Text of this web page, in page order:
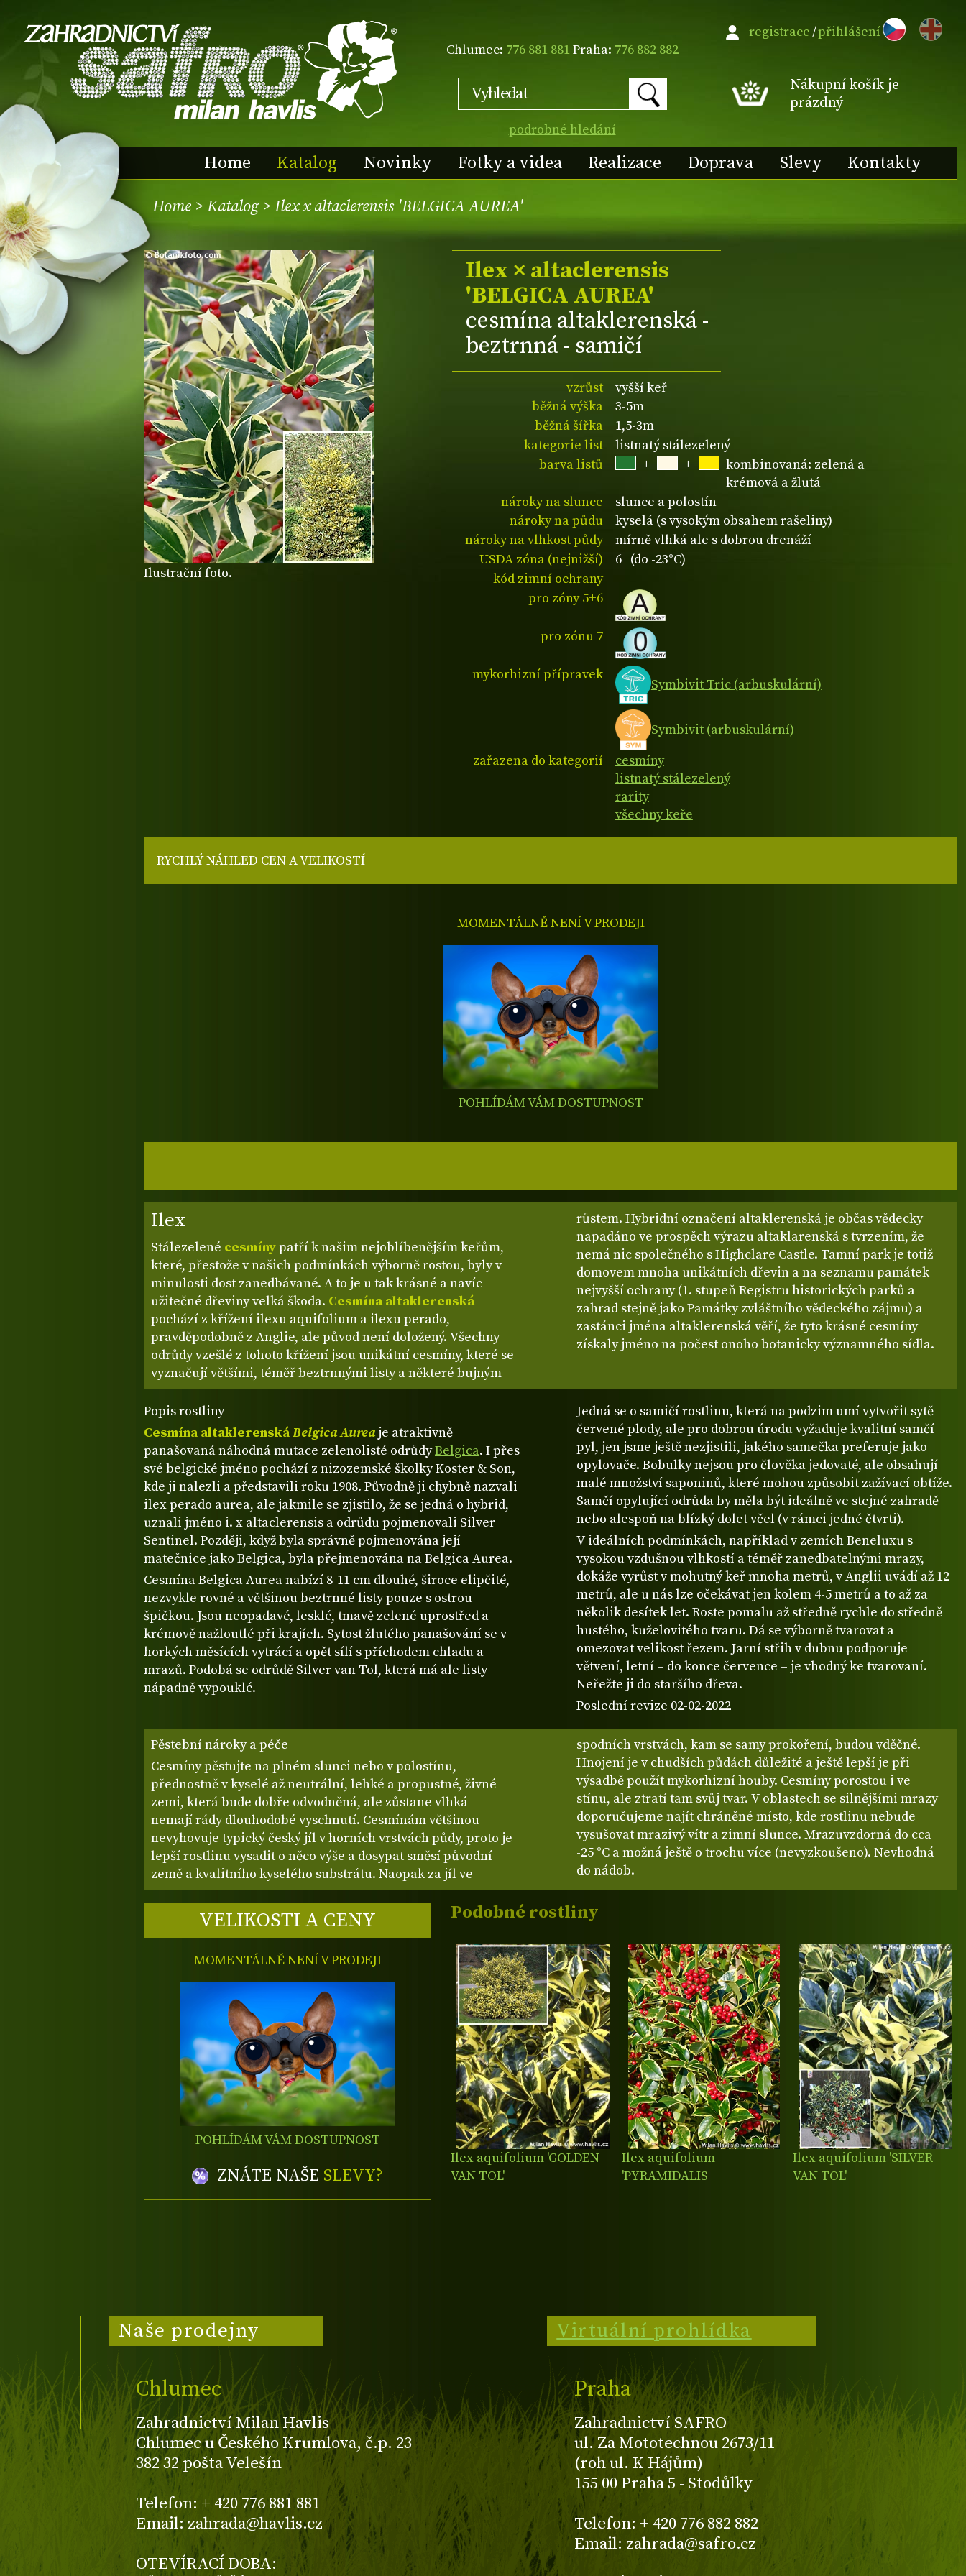
Chlumec: 776 881 881Praha: 776 882 882
podrobné hledání
EN
Nákupní košík je
prázdný
Home Katalog Novinky Fotky a videa Realizace Doprava Slevy Kontakty
registrace/přihlášení
Home > Katalog> Ilex x altaclerensis 'BELGICA AUREA'
Ilustrační foto.
Ilex × altaclerensis
'BELGICA AUREA'
cesmína altaklerenská -
beztrnná - samičí
vzrůst
vyšší keř
běžná výška
3-5m
běžná šířka
1,5-3m
kategorie list
listnatý stálezelený
barva listů
+ +
kombinovaná: zelená a
krémová a žlutá
nároky na slunce
slunce a polostín
nároky na půdu
kyselá (s vysokým obsahem rašeliny)
nároky na vlhkost půdy
mírně vlhká ale s dobrou drenáží
USDA zóna (nejnižší)
6 (do -23°C)
kód zimní ochrany
pro zóny 5+6
pro zónu 7
mykorhizní přípravek
Symbivit Tric (arbuskulární)
Symbivit (arbuskulární)
zařazena do kategorií
cesmíny
listnatý stálezelený
rarity
všechny keře
Ilex
Stálezelené cesmínypatří k našim nejoblíbenějším keřům,
které, přestože v našich podmínkách výborně rostou, byly v
minulosti dost zanedbávané. A to je u tak krásné a navíc
užitečné dřeviny velká škoda. Cesmína altaklerenská
pochází z křížení ilexu aquifolium a ilexu perado,
pravděpodobně z Anglie, ale původ není doložený. Všechny
odrůdy vzešlé z tohoto křížení jsou unikátní cesmíny, které se
vyznačují většími, téměř beztrnnými listy a některé bujným
růstem. Hybridní označení altaklerenská je občas vědecky
napadáno ve prospěch výrazu altaklarenská s tvrzením, že
nemá nic společného s Highclare Castle. Tamní park je totiž
domovem mnoha unikátních dřevin a na seznamu památek
nejvyšší ochrany (1. stupeň Registru historických parků a
zahrad stejně jako Památky zvláštního vědeckého zájmu) a
zastánci jména altaklerenská věří, že tyto krásné cesmíny
získaly jméno na počest onoho botanicky významného sídla.
Popis rostliny
Cesmína altaklerenskáBelgica Aureaje atraktivně
panašovaná náhodná mutace zelenolisté odrůdyBelgica. I přes
své belgické jméno pochází z nizozemské školky Koster & Son,
kde ji nalezli a představili roku 1908. Původně ji chybně nazvali
ilex perado aurea, ale jakmile se zjistilo, že se jedná o hybrid,
uznali jméno i. x altaclerensis a odrůdu pojmenovali Silver
Sentinel. Později, když byla správně pojmenována její
matečnice jako Belgica, byla přejmenována na Belgica Aurea.
Cesmína Belgica Aurea nabízí 8-11 cm dlouhé, široce elipčité,
nezvykle rovné a většinou beztrnné listy pouze s ostrou
špičkou. Jsou neopadavé, lesklé, tmavě zelené uprostřed a
krémově nažloutlé při krajích. Sytost žlutého panašování se v
horkých měsících vytrácí a opět sílí s příchodem chladu a
mrazů. Podobá se odrůdě Silver van Tol, která má ale listy
nápadně vypouklé.
Jedná se o samičí rostlinu, která na podzim umí vytvořit sytě
červené plody, ale pro dobrou úrodu vyžaduje kvalitní samčí
pyl, jen jsme ještě nezjistili, jakého samečka preferuje jako
opylovače. Bobulky nejsou pro člověka jedovaté, ale obsahují
malé množství saponinů, které mohou způsobit zažívací obtíže.
Samčí opylující odrůda by měla být ideálně ve stejné zahradě
nebo alespoň na blízký dolet včel (v rámci jedné čtvrti).
V ideálních podmínkách, například v zemích Beneluxu s
vysokou vzdušnou vlhkostí a téměř zanedbatelnými mrazy,
dokáže vyrůst v mohutný keř mnoha metrů, v Anglii uvádí až 12
metrů, ale u nás lze očekávat jen kolem 4-5 metrů a to až za
několik desítek let. Roste pomalu až středně rychle do středně
hustého, kuželovitého tvaru. Dá se výborně tvarovat a
omezovat velikost řezem. Jarní střih v dubnu podporuje
větvení, letní – do konce července – je vhodný ke tvarovaní.
Neřežte ji do staršího dřeva.
Poslední revize 02-02-2022
Pěstební nároky a péče
Cesmíny pěstujte na plném slunci nebo v polostínu,
přednostně v kyselé až neutrální, lehké a propustné, živné
zemi, která bude dobře odvodněná, ale zůstane vlhká –
nemají rády dlouhodobé vyschnutí. Cesmínám většinou
nevyhovuje typický český jíl v horních vrstvách půdy, proto je
lepší rostlinu vysadit o něco výše a dosypat směsí původní
země a kvalitního kyselého substrátu. Naopak za jíl ve
spodních vrstvách, kam se samy prokoření, budou vděčné.
Hnojení je v chudších půdách důležité a ještě lepší je při
výsadbě použít mykorhizní houby. Cesmíny porostou i ve
stínu, ale ztratí tam svůj tvar. V oblastech se silnějšími mrazy
doporučujeme najít chráněné místo, kde rostlinu nebude
vysušovat mrazivý vítr a zimní slunce. Mrazuvzdorná do cca
-25 °C a možná ještě o trochu více (nevyzkoušeno). Nevhodná
do nádob.
VELIKOSTI A CENY
MOMENTÁLNĚ NENÍ V PRODEJI
POHLÍDÁM VÁM DOSTUPNOST
ZNÁTE NAŠE SLEVY?
RYCHLÝ NÁHLED CEN A VELIKOSTÍ
MOMENTÁLNĚ NENÍ V PRODEJI
POHLÍDÁM VÁM DOSTUPNOST
Podobné rostliny
Ilex aquifolium 'GOLDEN
VAN TOL'
Ilex aquifolium
'PYRAMIDALIS
Ilex aquifolium 'SILVER
VAN TOL'
Naše prodejny
Chlumec
Zahradnictví Milan Havlis
Chlumec u Českého Krumlova, č.p. 23
382 32 pošta Velešín
Telefon: + 420 776 881 881
Email: zahrada@havlis.cz
OTEVÍRACÍ DOBA:
Virtuální prohlídka
Praha
Zahradnictví SAFRO
ul. Za Mototechnou 2673/11
(roh ul. K Hájům)
155 00 Praha 5 - Stodůlky
Telefon: + 420 776 882 882
Email: zahrada@safro.cz